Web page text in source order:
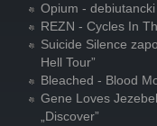
Opium - debiutancki
REZN - Cycles In
Suicide Silence
Hell Tour”
Bleached - Blood
Gene Loves
„Discover”